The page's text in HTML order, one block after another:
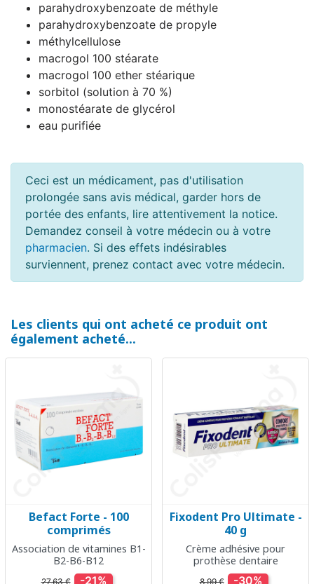
parahydroxybenzoate de méthyle
parahydroxybenzoate de propyle
méthylcellulose
macrogol 100 stéarate
macrogol 100 ether stéarique
sorbitol (solution à 70 %)
monostéarate de glycérol
eau purifiée
Ceci est un médicament, pas d'utilisation
prolongée sans avis médical, garder hors de
portée des enfants, lire attentivement la notice.
Demandez conseil à votre médecin ou à votre
pharmacien. Si des effets indésirables
surviennent, prenez contact avec votre médecin.
Les clients qui ont acheté ce produit ont
également acheté...
Befact Forte - 100
comprimés
Association de vitamines B1-
B2-B6-B12
27,63 € -21%
Fixodent Pro Ultimate -
40 g
Crème adhésive pour
prothèse dentaire
8,99 € -30%